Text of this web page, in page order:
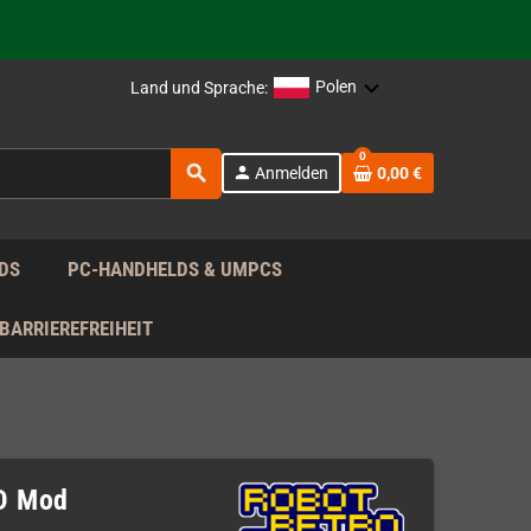
Land und Sprache: Polen
search person Anmelden
0
0,00 €
PC-HANDHELDS & UMPCS
BARRIEREFREIHEIT
Mod